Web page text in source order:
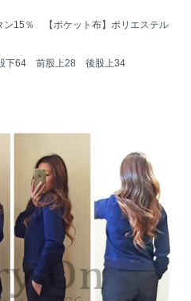
15％ 【ポケット布】ポリエステル
下64 前股上28 後股上34